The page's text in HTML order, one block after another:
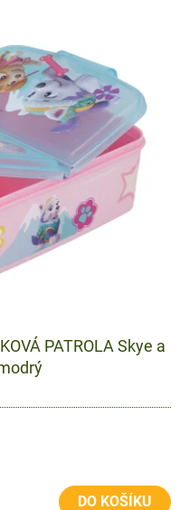
PATROLA Skye a
DO KOŠÍKU